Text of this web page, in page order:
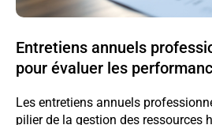
Entretiens annuels
pour évaluer les
Les entretiens annuels
pilier de la gestion des ressources